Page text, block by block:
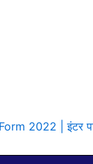
2022 | इंटर